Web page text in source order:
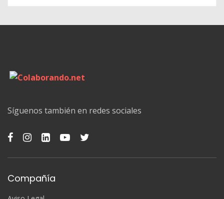
Síguenos también en redes sociales
Compañía